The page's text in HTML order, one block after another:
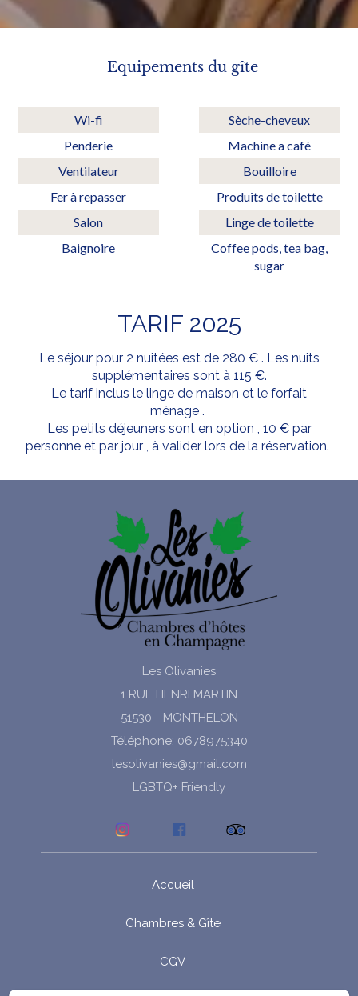
Equipements du gîte
Wi-fi
Penderie
Ventilateur
Fer à repasser
Salon
Baignoire
Sèche-cheveux
Machine a café
Bouilloire
Produits de toilette
Linge de toilette
Coffee pods, tea bag,
sugar
TARIF 2025
Le séjour pour 2 nuitées est de 280 € . Les nuits
supplémentaires sont à 115 €.
Le tarif inclus le linge de maison et le forfait
ménage .
Les petits déjeuners sont en option , 10 € par
personne et par jour , à valider lors de la réservation.
Les Olivanies
1 RUE HENRI MARTIN
51530 - MONTHELON
Téléphone: 0678975340
lesolivanies@gmail.com
LGBTQ+ Friendly
Accueil
Chambres & Gîte
CGV